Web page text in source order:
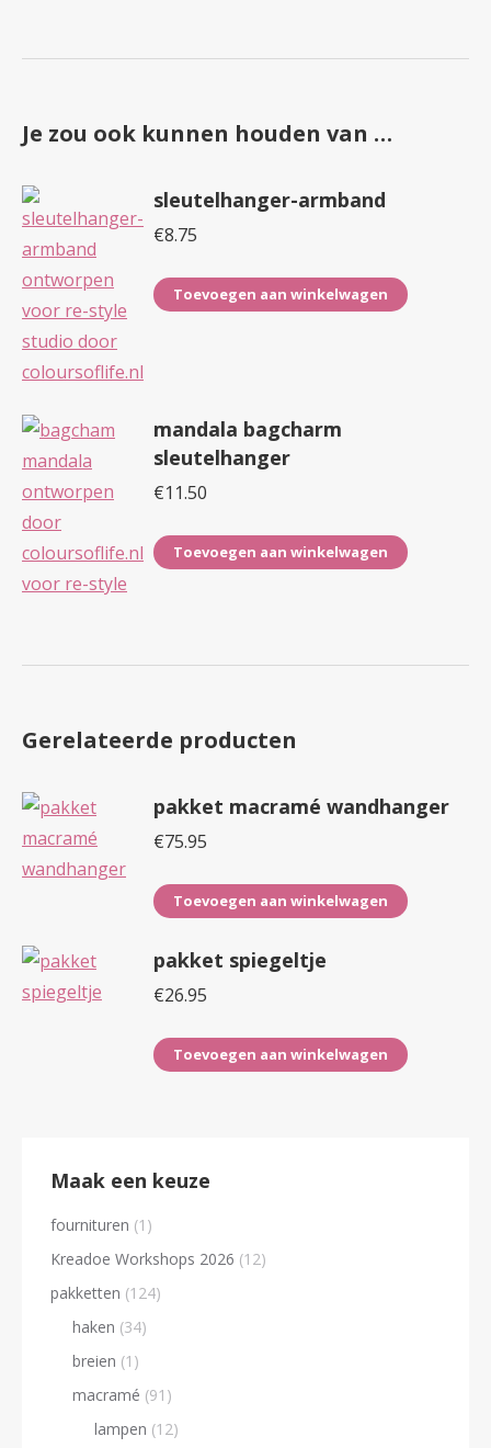
Je zou ook kunnen houden van …
sleutelhanger-armband
€8.75
Toevoegen aan winkelwagen
mandala bagcharm
sleutelhanger
€11.50
Toevoegen aan winkelwagen
Gerelateerde producten
pakket macramé wandhanger
€75.95
Toevoegen aan winkelwagen
pakket spiegeltje
€26.95
Toevoegen aan winkelwagen
Maak een keuze
fournituren (1)
Kreadoe Workshops 2026 (12)
pakketten (124)
haken (34)
breien (1)
macramé (91)
lampen (12)